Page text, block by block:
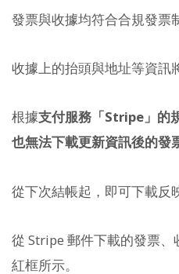
發票與收據均符合合規發票
收據上的抬頭與地址等資訊
根據支付服務「Stripe」的
也無法下載更新資訊後的發
從下次結帳起，即可下載反
從 Stripe 郵件下載的發票
紅框所示。